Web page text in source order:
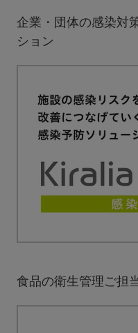
企業・団体の感染対
ション
食品の衛生管理ご担